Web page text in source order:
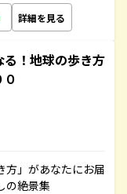
詳細を見る
！地球の歩き方
方」があなたにお届
の絶景集